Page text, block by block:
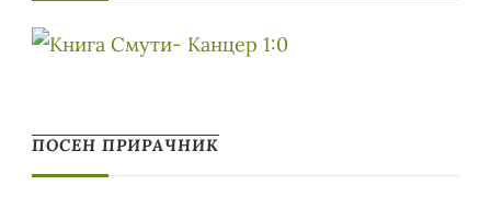
ПОСЕН ПРИРАЧНИК